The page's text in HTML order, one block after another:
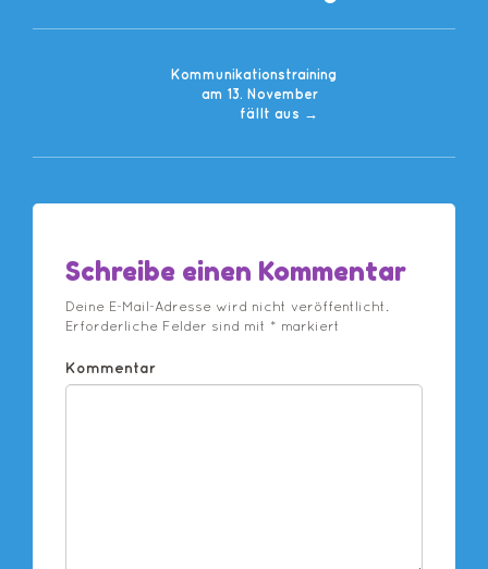
Kommunikationstraining
am 13. November
fällt aus
→
Schreibe einen Kommentar
Deine E-Mail-Adresse wird nicht veröffentlicht.
Erforderliche Felder sind mit * markiert
Kommentar